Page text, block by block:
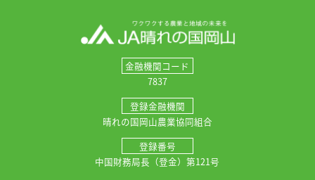
金融機関コード
7837
登録金融機関
晴れの国岡山農業協同組合
登録番号
中国財務局長（登金）第121号